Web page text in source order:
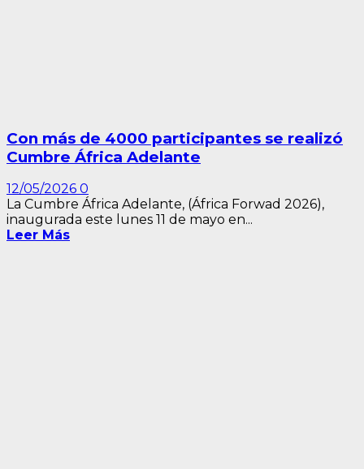
Con más de 4000 participantes se realizó
Cumbre África Adelante
12/05/2026 0
La Cumbre África Adelante, (África Forwad 2026),
inaugurada este lunes 11 de mayo en...
Leer Más